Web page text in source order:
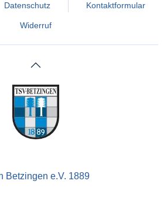
Datenschutz Kontaktformular
Widerruf
Betzingen e.V. 1889